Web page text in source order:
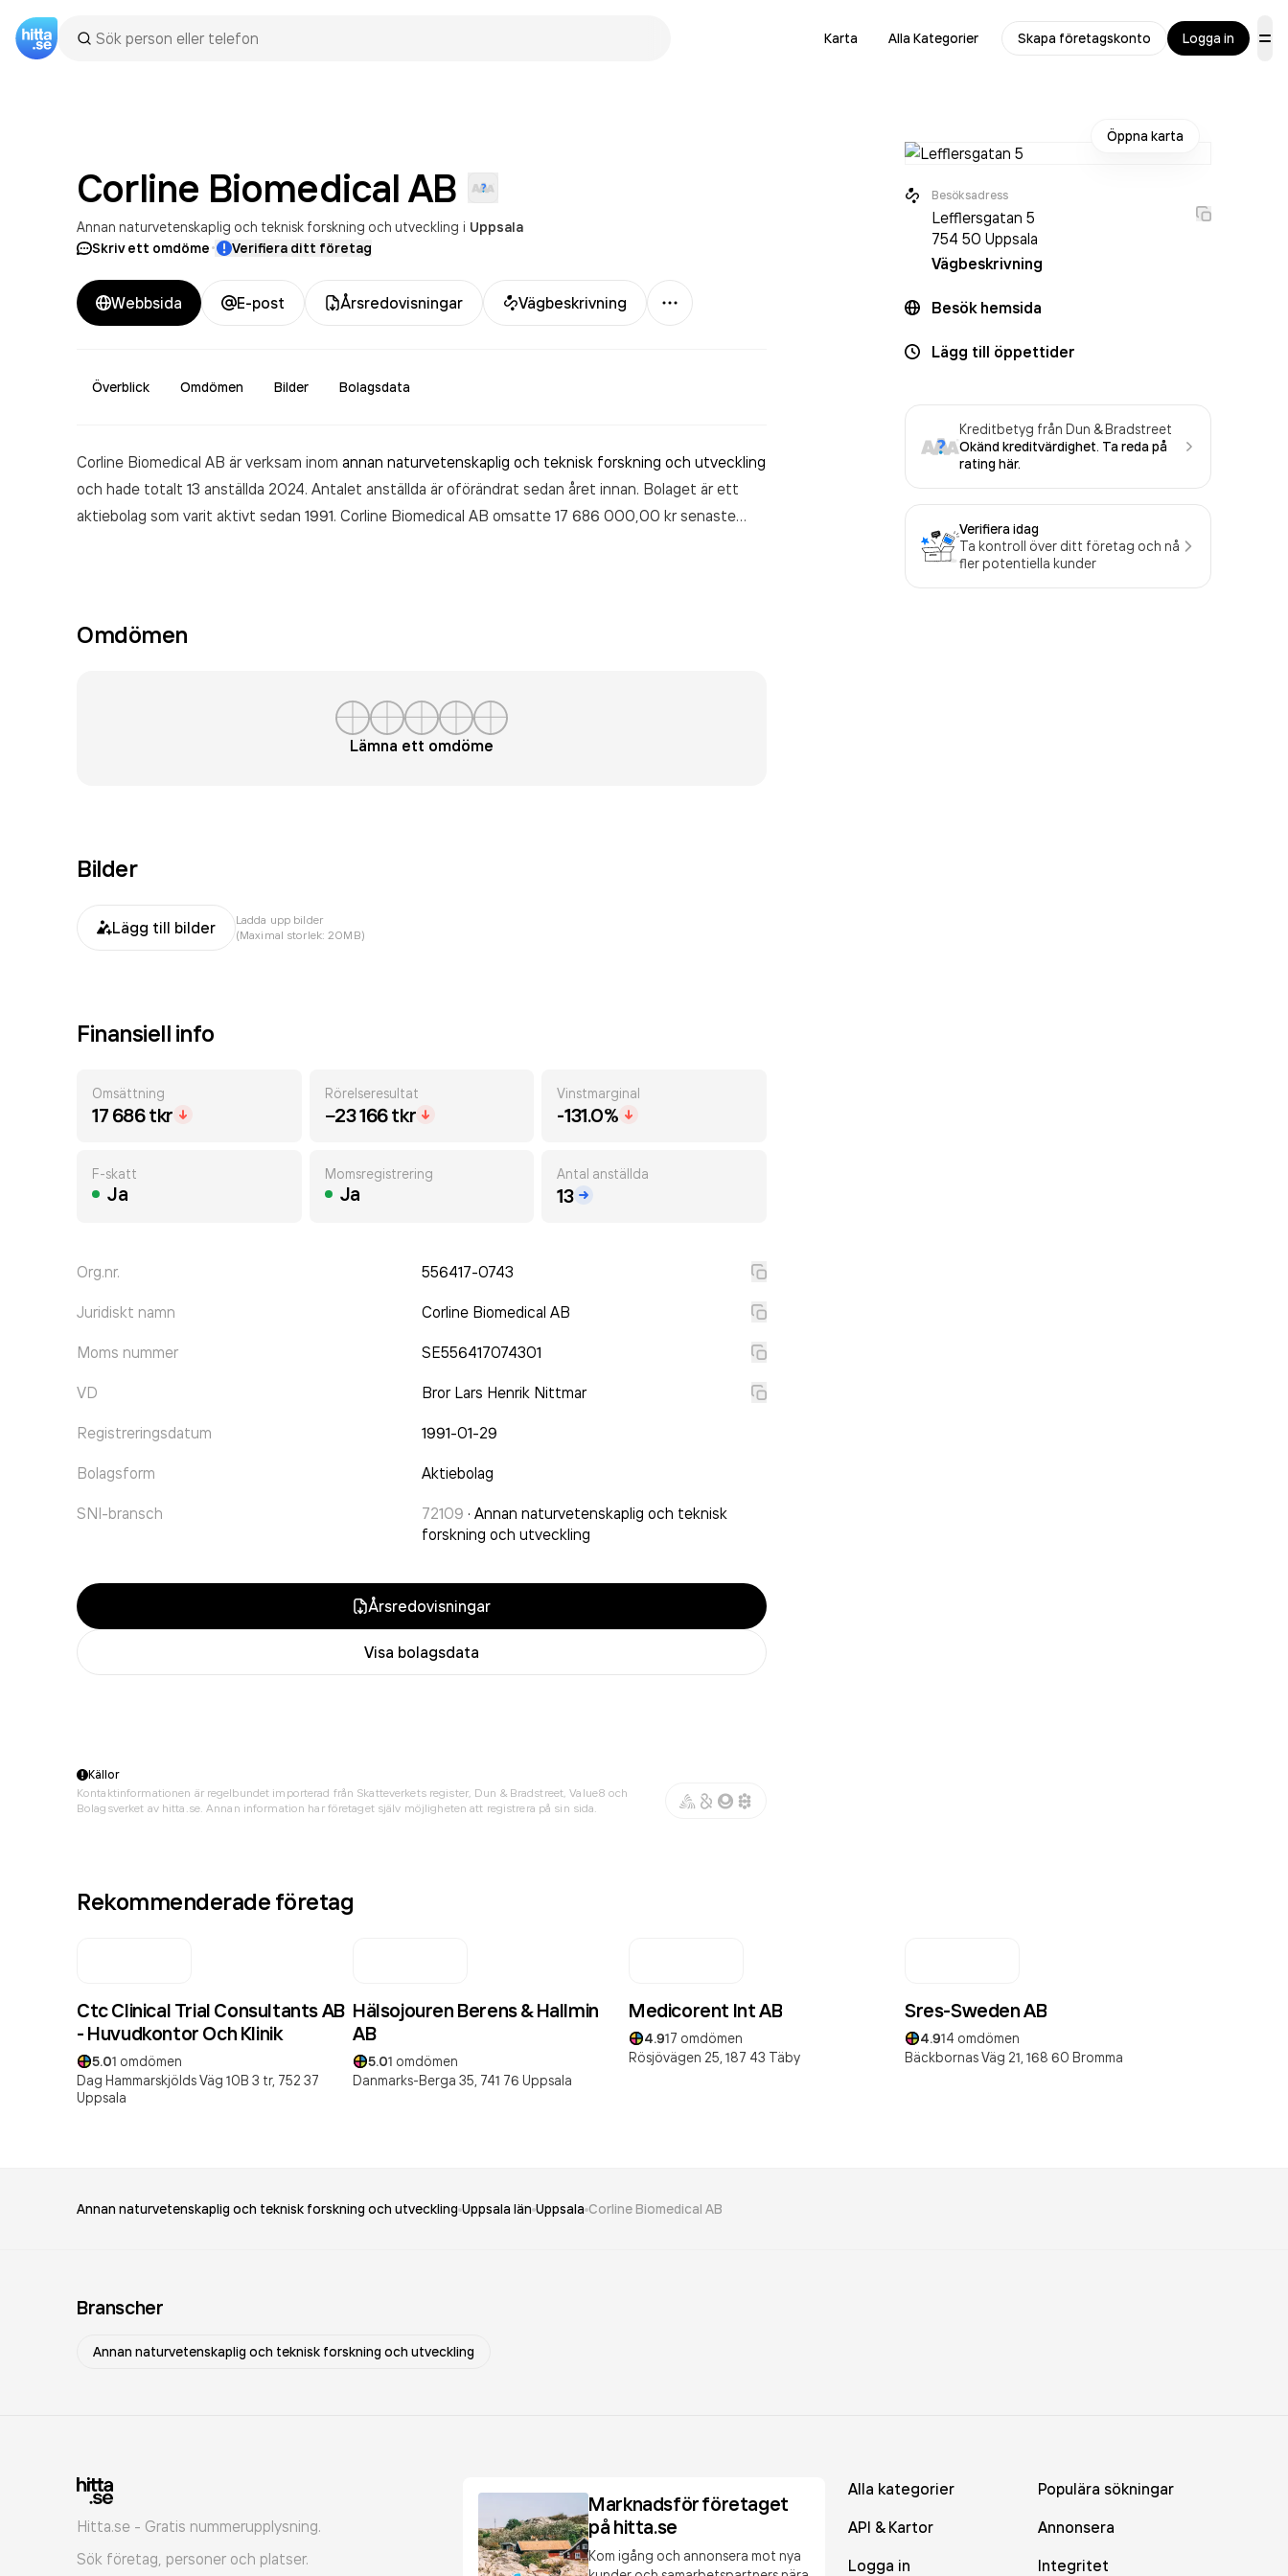
Karta Alla Kategorier Skapa företagskonto Logga in
Corline Biomedical AB
Annan naturvetenskaplig och teknisk forskning och utveckling i Uppsala
Skriv ett omdöme· Verifiera ditt företag
Webbsida E-post Årsredovisningar Vägbeskrivning
Mer
Överblick Omdömen Bilder Bolagsdata
Corline Biomedical AB är verksam inom annan naturvetenskaplig och teknisk forskning och utveckling
och hade totalt 13 anställda 2024. Antalet anställda är oförändrat sedan året innan. Bolaget är ett
aktiebolag som varit aktivt sedan 1991. Corline Biomedical AB omsatte 17 686 000,00 krsenaste
Omdömen
Lämna ett omdöme
Bilder
Lägg till bilder
Ladda upp bilder
(Maximal storlek: 20MB)
Finansiell info
Omsättning
17 686 tkr
Rörelseresultat
−23 166 tkr
Vinstmarginal
-131.0%
F-skatt
Ja
Momsregistrering
Ja
Antal anställda
13
Org.nr. 556417-0743
Juridiskt namn Corline Biomedical AB
Moms nummer SE556417074301
VD Bror Lars Henrik Nittmar
Registreringsdatum 1991-01-29
Bolagsform Aktiebolag
SNI-bransch 72109 · Annan naturvetenskaplig och teknisk
forskning och utveckling
Årsredovisningar
Visa bolagsdata
Öppna karta
Besöksadress
Lefflersgatan 5
754 50 Uppsala
Vägbeskrivning
Besök hemsida
Lägg till öppettider
Kreditbetyg från Dun & Bradstreet
Okänd kreditvärdighet. Ta reda på
rating här.
Verifiera idag
Ta kontroll över ditt företag och nå
fler potentiella kunder
Källor
Kontaktinformationen är regelbundet importerad från Skatteverkets register, Dun & Bradstreet, Value8 och
Bolagsverket av hitta.se. Annan information har företaget själv möjligheten att registrera på sin sida.
Rekommenderade företag
Ctc Clinical Trial Consultants AB
- Huvudkontor Och Klinik
5.01 omdömen
Dag Hammarskjölds Väg 10B 3 tr, 752 37
Uppsala
Hälsojouren Berens & Hallmin
AB
5.01 omdömen
Danmarks-Berga 35, 741 76 Uppsala
Medicorent Int AB
4.917 omdömen
Rösjövägen 25, 187 43 Täby
Sres-Sweden AB
4.914 omdömen
Bäckbornas Väg 21, 168 60 Bromma
Annan naturvetenskaplig och teknisk forskning och utveckling Uppsala län Uppsala Corline Biomedical AB
Branscher
Annan naturvetenskaplig och teknisk forskning och utveckling
Hitta.se - Gratis nummerupplysning.
Sök företag, personer och platser.
Marknadsför företaget
på hitta.se
Kom igång och annonsera mot nya
Alla kategorier
Populära sökningar
API & Kartor
Annonsera
Logga in
Integritet